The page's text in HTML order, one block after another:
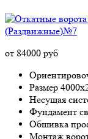
от 84000 руб
Размер
Несущая
Фундамент
Обшивка
Монтаж